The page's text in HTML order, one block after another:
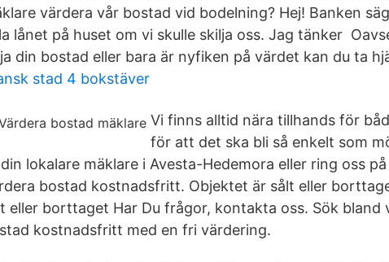
värdera vår bostad vid bodelning? Hej! Banken
lånet på huset om vi skulle skilja oss. Jag tänker
din bostad eller bara är nyfiken på värdet kan du ta
stad 4 bokstäver
Vi finns alltid nära tillhands för
för att det ska bli så enkelt som
lokalare mäklare i Avesta-Hedemora eller ring oss
bostad kostnadsfritt. Objektet är sålt eller
eller borttaget Har Du frågor, kontakta oss. Sök bland
kostnadsfritt med en fri värdering.